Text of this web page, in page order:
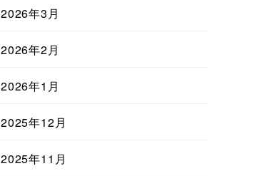
2026年3月
2026年2月
2026年1月
2025年12月
2025年11月